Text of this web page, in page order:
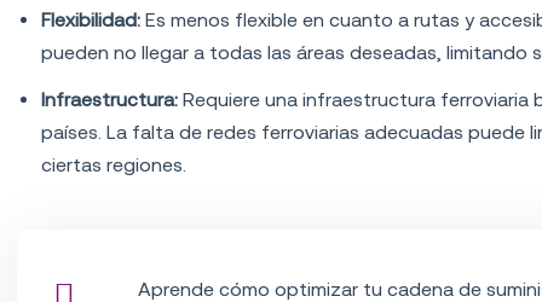
Flexibilidad: Es menos flexible en cuanto a rutas y
pueden no llegar a todas las áreas deseadas, limitando
Infraestructura: Requiere una infraestructura ferroviaria
países. La falta de redes ferroviarias adecuadas puede
ciertas regiones.
Aprende cómo optimizar tu cadena de